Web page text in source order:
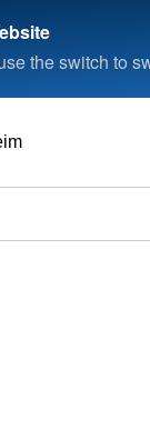
the switch to
e.V.